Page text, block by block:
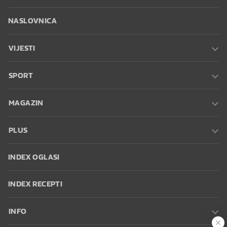
NASLOVNICA
VIJESTI
SPORT
MAGAZIN
PLUS
INDEX OGLASI
INDEX RECEPTI
INFO